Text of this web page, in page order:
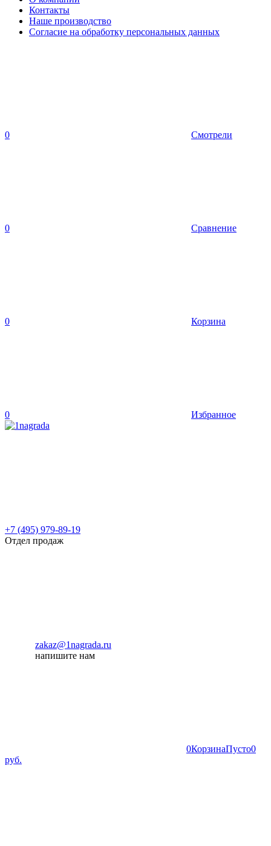
Контакты
Наше производство
Согласие на обработку персональных данных
0 Смотрели
0 Сравнение
0 Корзина
0 Избранное
+7 (495) 979-89-19
Отдел продаж
zakaz@1nagrada.ru
напишите нам
0КорзинаПусто0
руб.